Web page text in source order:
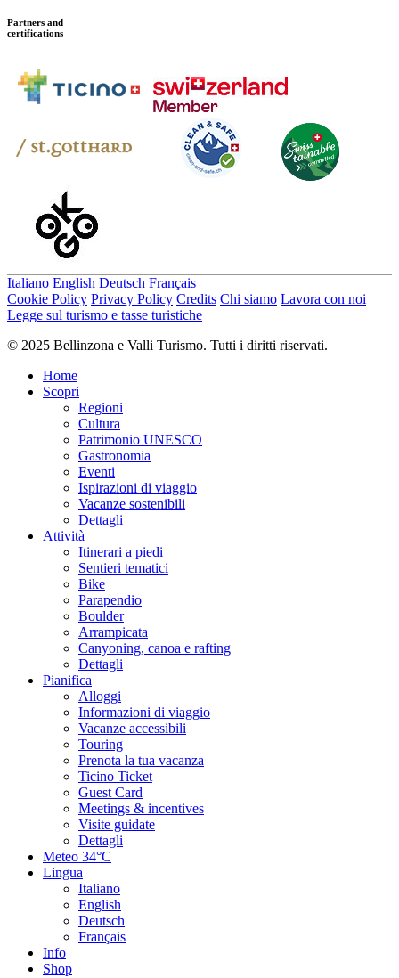
Partners and
certifications
Italiano English Deutsch Français
Cookie Policy Privacy Policy Credits Chi siamo Lavora con noi
Legge sul turismo e tasse turistiche
© 2025 Bellinzona e Valli Turismo. Tutti i diritti riservati.
Home
Scopri
Regioni
Cultura
Patrimonio UNESCO
Gastronomia
Eventi
Ispirazioni di viaggio
Vacanze sostenibili
Dettagli
Attività
Itinerari a piedi
Sentieri tematici
Bike
Parapendio
Boulder
Arrampicata
Canyoning, canoa e rafting
Dettagli
Pianifica
Alloggi
Informazioni di viaggio
Vacanze accessibili
Touring
Prenota la tua vacanza
Ticino Ticket
Guest Card
Meetings & incentives
Visite guidate
Dettagli
Meteo 34°C
Lingua
Italiano
English
Deutsch
Français
Info
Shop